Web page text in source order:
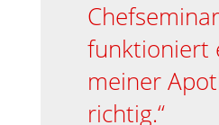
Chefseminar
funktioniert
meiner
richtig.“